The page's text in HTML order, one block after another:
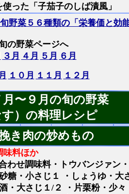
った「子茄子のしば漬風」
旬野菜５６種類の「栄養価と効
の野菜ページへ
３月 ４月 ５月 ６月
１０月 １１月 １２月
月〜９月の旬の野菜
）の料理レシピ
き肉の炒めもの
味料ほか
わせ調味料・トウバンジァン
砂糖・小さじ１ ・しょうゆ・大
酒・大さじ１/２ ・片栗粉・少々